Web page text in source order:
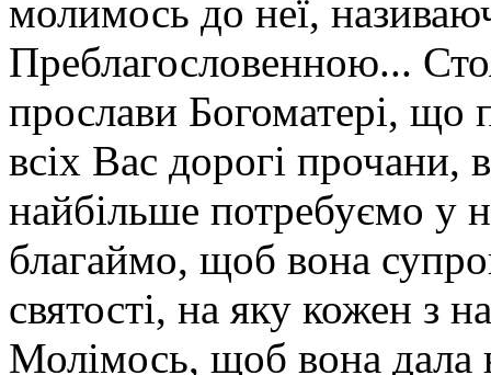
молимось до неї,
Преблагословенною...
прослави Богоматері, що
всіх Вас дорогі
найбільше потребуємо у
благаймо, щоб вона
святості, на яку кожен з
Молімось, щоб вона дала